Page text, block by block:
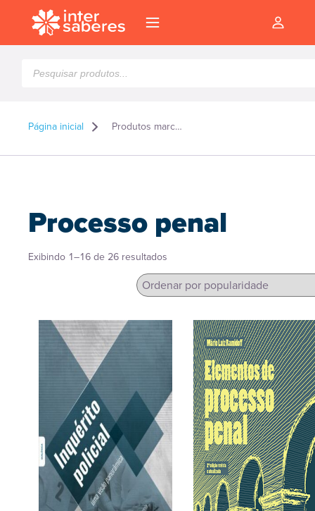
produtos
Página inicial Produtos marcados como “Processo penal”
Processo penal
Exibindo 1–16 de 26 resultados
popularidade